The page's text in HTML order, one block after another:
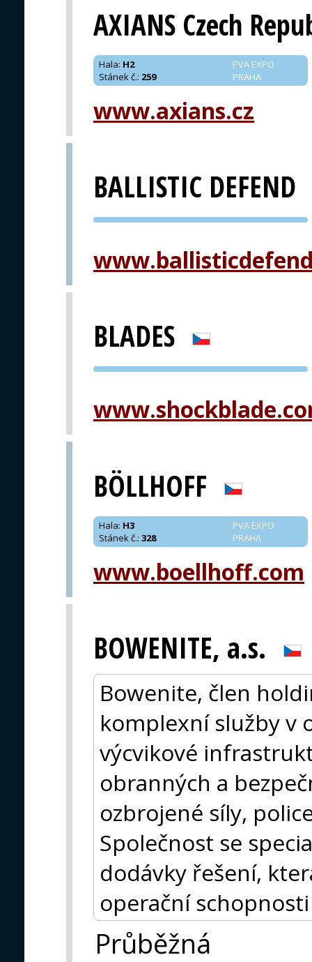
AXIANS Czech
PVA EXPO
PRAHA
Hala: H2
Stánek č.: 259
www.axians.cz
BALLISTIC DEFEND
PVA EXPO
BLADES
PVA EXPO
BÖLLHOFF
PVA EXPO
PRAHA
Hala: H3
Stánek č.: 328
www.boellhoff.com
BOWENITE, a.s.
Bowenite, člen
komplexní služby v
výcvikové
obranných a
ozbrojené síly,
Společnost se
dodávky řešení,
operační
Průběžná